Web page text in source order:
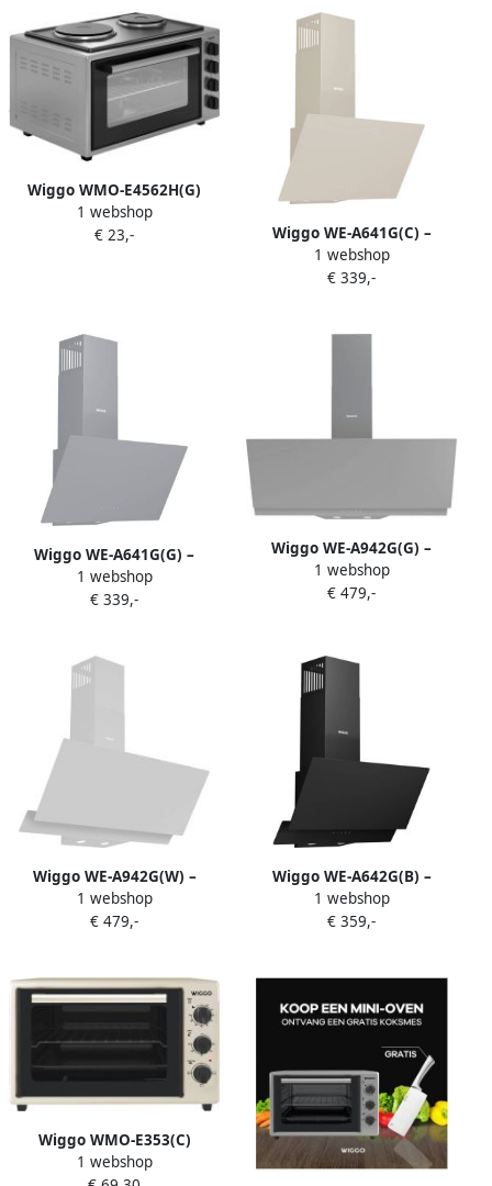
Wiggo WMO-E4562H(G)
Vrijstaande Mini Oven met
kookplaat Electrisch 60 CM
1 webshop
€ 23,-
Wiggo WE-A641G(C) –
Schuine Afzuigkap – 60 cm –
Glasdesign – Energieklasse
1 webshop
€ 339,-
Wiggo WE-A641G(G) –
Schuine Afzuigkap – 60 cm –
Glasdesign – Energieklasse
1 webshop
€ 339,-
Wiggo WE-A942G(G) –
Schuine Afzuigkap 90 cm –
Grijs Dubbel Glas – A+
jaar garantie
1 webshop
€ 479,-
Wiggo WE-A942G(W) –
Schuine Afzuigkap 90 cm –
Wit Dubbel Glas – A+
jaar garantie
1 webshop
€ 479,-
Wiggo WE-A642G(B) –
Schuine Afzuigkap – 60 cm –
Glasdesign – Energieklasse
1 webshop
€ 359,-
Wiggo WMO-E353(C)
Vrijstaande Mini Oven 35
1 webshop